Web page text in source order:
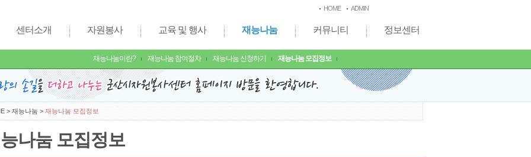
HOME ADMIN
센터소개 자원봉사 교육 및 행사 재능나눔
재능나눔이란? 재능나눔 참여절차 재능나눔 신청하기 재능나눔 모집정보
커뮤니티 정보센터
> 재능나눔 > 재능나눔 모집정보
나눔 모집정보